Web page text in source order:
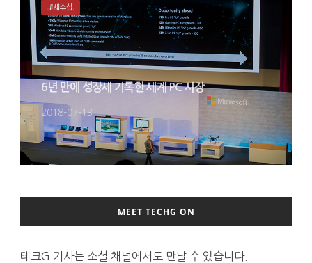
6년 만에 성장세 기록한 세계 PC 시장
2018-07-13
#새소식
MEET TECHG ON
테크G 기사는 소셜 채널에서도 만날 수 있습니다.